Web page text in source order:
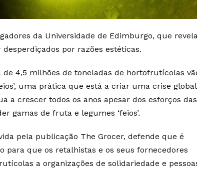
da Universidade de Edimburgo, que
por razões estéticas.
de 4,5 milhões de toneladas de hortofrutícolas
uma prática que está a criar uma crise global
a crescer todos os anos apesar dos esforços das
gamas de fruta e legumes ‘feios’.
pela publicação The Grocer, defende que é
para que os retalhistas e os seus fornecedores
a organizações de solidariedade e